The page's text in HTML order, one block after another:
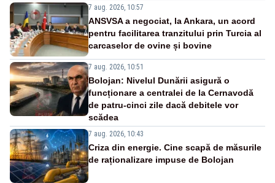
7 aug. 2026, 10:57
ANSVSA a negociat, la Ankara, un acord
pentru facilitarea tranzitului prin Turcia al
carcaselor de ovine și bovine
7 aug. 2026, 10:51
Bolojan: Nivelul Dunării asigură o
funcționare a centralei de la Cernavodă
de patru-cinci zile dacă debitele vor
scădea
7 aug. 2026, 10:43
Criza din energie. Cine scapă de măsurile
de raționalizare impuse de Bolojan